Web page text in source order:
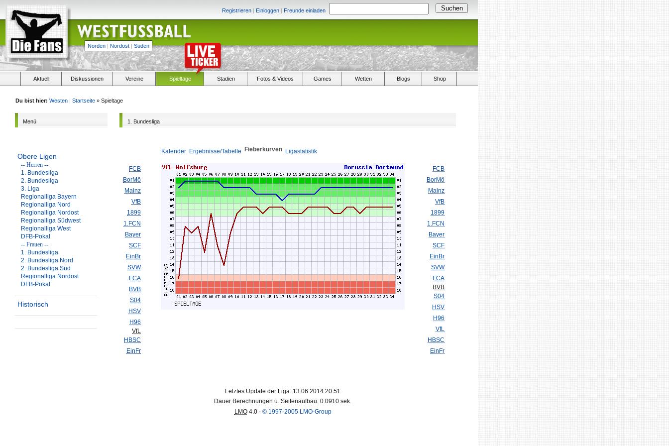
Registrieren | Einloggen | Freunde einladen
Norden | Nordost | Süden
Aktuell Diskussionen Vereine Spieltage Stadien Fotos & Videos Games Wetten Blogs Shop
Du bist hier: Westen | Startseite » Spieltage
Menü
Obere Ligen
-- Herren --
1. Bundesliga
2. Bundesliga
3. Liga
Regionalliga Bayern
Regionalliga Nord
Regionalliga Nordost
Regionalliga Südwest
Regionalliga West
DFB-Pokal
-- Frauen --
1. Bundesliga
2. Bundesliga Nord
2. Bundesliga Süd
Regionalliga Nordost
DFB-Pokal
Historisch
1. Bundesliga
Kalender Ergebnisse/Tabelle Fieberkurven Ligastatistik
FCB
BorMö
Mainz
VfB
1899
1.FCN
Bayer
SCF
EinBr
SVW
FCA
BVB
S04
HSV
H96
VfL
HBSC
EinFr
FCB
BorMö
Mainz
VfB
1899
1.FCN
Bayer
SCF
EinBr
SVW
FCA
BVB
S04
HSV
H96
VfL
HBSC
EinFr
Letztes Update der Liga: 13.06.2014 20:51
Dauer Berechnungen u. Seitenaufbau: 0.0910 sek.
LMO4.0 - © 1997-2005 LMO-Group